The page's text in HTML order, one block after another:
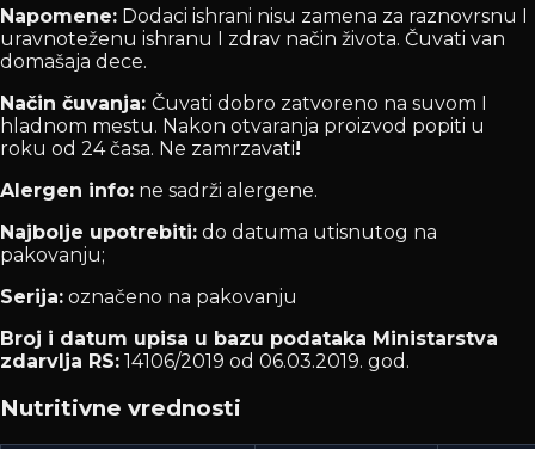
Napomene: Dodaci ishrani nisu zamena za raznovrsnu I
uravnoteženu ishranu I zdrav način života. Čuvati van
domašaja dece.
Način čuvanja: Čuvati dobro zatvoreno na suvom I
hladnom mestu. Nakon otvaranja proizvod popiti u
roku od 24 časa. Ne zamrzavati!
Alergen info: ne sadrži alergene.
Najbolje upotrebiti: do datuma utisnutog na
pakovanju;
Serija: označeno na pakovanju
Broj i datum upisa u bazu podataka Ministarstva
zdarvlja RS: 14106/2019 od 06.03.2019. god.
Nutritivne vrednosti